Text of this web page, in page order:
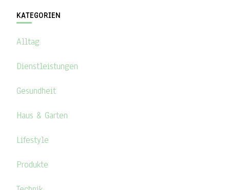
KATEGORIEN
Alltag
Dienstleistungen
Gesundheit
Haus & Garten
Lifestyle
Produkte